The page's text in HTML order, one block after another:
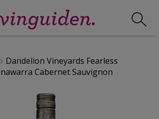
Dandelion Vineyards Fearless
Cabernet Sauvignon